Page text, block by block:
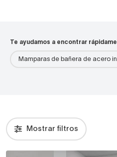
Te ayudamos a encontrar
Mamparas de bañera de acero
Mostrar filtros